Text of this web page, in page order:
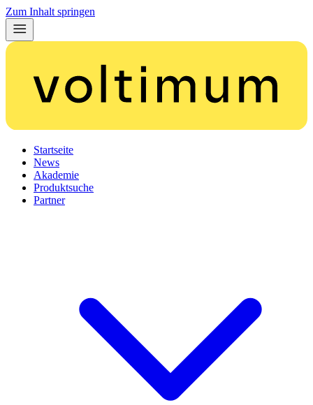
Zum Inhalt springen
Startseite
News
Akademie
Produktsuche
Partner